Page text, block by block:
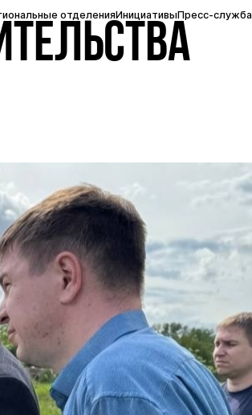
отделенияИнициативыПресс-служба